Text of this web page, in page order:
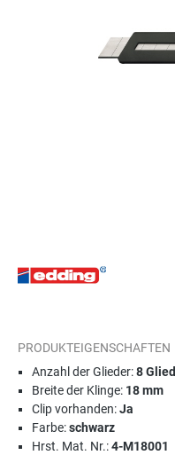
PRODUKTEIGENSCHAFTEN
Anzahl der Glieder:8
Breite der Klinge: 18 mm
Clip vorhanden:Ja
Farbe:schwarz
Hrst. Mat. Nr.:4-M18001